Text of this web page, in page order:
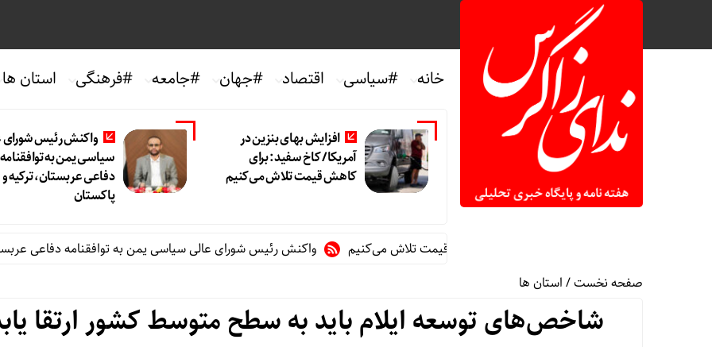
خانه #سیاسی اقتصاد #جهان #جامعه #فرهنگی استان ها
افزایش بهای بنزین در
آمریکا/ کاخ سفید: برای
کاهش قیمت تلاش می‌کنیم
واکنش رئیس شورای
سیاسی یمن به توافقنامه
دفاعی عربستان، ترکیه و
پاکستان
بنزین در آمریکا/ کاخ سفید: برای کاهش قیمت تلاش می‌کنیم
واکنش رئیس شورای عالی سیاسی یمن به توافقنامه دفاعی عربستان،
صفحه نخست/استان ها
شاخص‌های توسعه ایلام باید به سطح متوسط کشور ارتقا